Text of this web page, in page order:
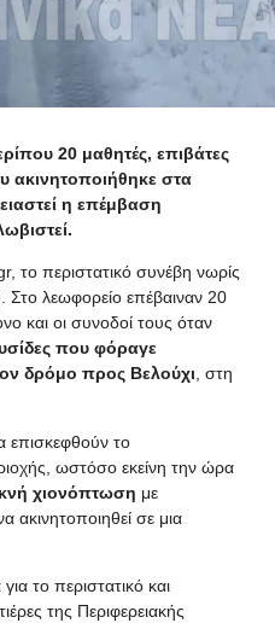
20 μαθητές, επιβάτες
ακινητοποιήθηκε στα
η επέμβαση
το περιστατικό συνέβη νωρίς
Στο λεωφορείο επέβαιναν 20
και οι συνοδοί τους όταν
που φόραγε
δρόμο προς Βελούχι, στη
επισκεφθούν το
ωστόσο εκείνη την ώρα
χιονόπτωση με
ακινητοποιηθεί σε μια
το περιστατικό και
της Περιφερειακής